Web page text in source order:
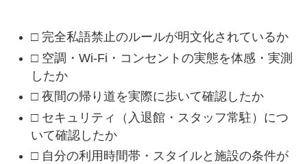
□ 完全私語禁止のルールが明文化されているか
□ 空調・Wi-Fi・コンセントの実態を体感・実測
したか
□ 夜間の帰り道を実際に歩いて確認したか
□ セキュリティ（入退館・スタッフ常駐）につ
いて確認したか
□ 自分の利用時間帯・スタイルと施設の条件が